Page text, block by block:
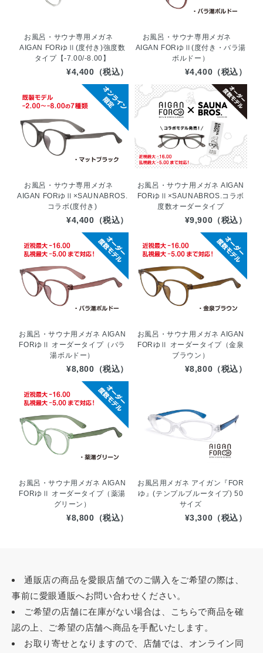
お風呂・サウナ専用メガネ
AIGAN FORゆⅡ(度付き)強度数
タイプ【-7.00/-8.00】
¥4,400（税込）
お風呂・サウナ専用メガネ
AIGAN FORゆⅡ(度付き・バラ湯
ボルドー）
¥4,400（税込）
お風呂・サウナ専用メガネ
AIGAN FORゆⅡ×SAUNABROS.
コラボ(度付き)
¥4,400（税込）
お風呂・サウナ用メガネ AIGAN
FORゆⅡ×SAUNABROS.コラボ
度数オーダータイプ
¥9,900（税込）
お風呂・サウナ用メガネ AIGAN
FORゆⅡ オーダータイプ（バラ
湯ボルドー）
¥8,800（税込）
お風呂・サウナ用メガネ AIGAN
FORゆⅡ オーダータイプ（金泉
ブラウン）
¥8,800（税込）
お風呂・サウナ用メガネ AIGAN
FORゆⅡ オーダータイプ（薬湯
グリーン）
¥8,800（税込）
お風呂用メガネ アイガン『FOR
ゆ』(テンプルブルータイプ) 50
サイズ
¥3,300（税込）
通販店の商品を愛眼店舗でのご購入をご希望の際は、
事前に愛眼通販へお問い合わせください。
ご希望の店舗に在庫がない場合は、こちらで商品を確
認の上、ご希望の店舗へ商品を手配いたします。
お取り寄せとなりますので、店舗では、オンライン同